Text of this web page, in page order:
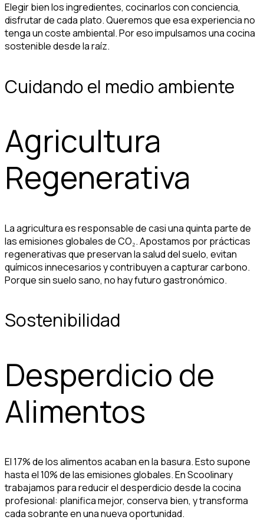
Elegir bien los ingredientes, cocinarlos con conciencia,
disfrutar de cada plato. Queremos que esa experiencia no
tenga un coste ambiental. Por eso impulsamos una cocina
sostenible desde la raíz.
Cuidando el medio ambiente
Agricultura
Regenerativa
La agricultura es responsable de casi una quinta parte de
las emisiones globales de CO₂. Apostamos por prácticas
regenerativas que preservan la salud del suelo, evitan
químicos innecesarios y contribuyen a capturar carbono.
Porque sin suelo sano, no hay futuro gastronómico.
Sostenibilidad
Desperdicio de
Alimentos
El 17% de los alimentos acaban en la basura. Esto supone
hasta el 10% de las emisiones globales. En Scoolinary
trabajamos para reducir el desperdicio desde la cocina
profesional: planifica mejor, conserva bien, y transforma
cada sobrante en una nueva oportunidad.